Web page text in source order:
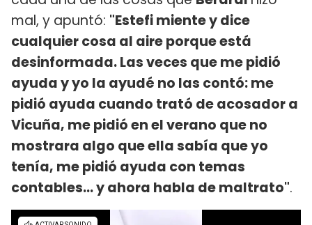
mal, y apuntó: "Estefi miente y dice
cualquier cosa al aire porque está
desinformada. Las veces que me pidió
ayuda y yo la ayudé no las contó: me
pidió ayuda cuando trató de acosador a
Vicuña, me pidió en el verano que no
mostrara algo que ella sabía que yo
tenía, me pidió ayuda con temas
contables... y ahora habla de maltrato".